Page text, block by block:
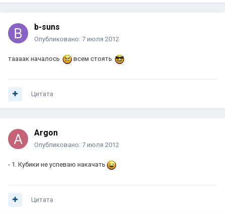
b-suns
Опубликовано: 7 июля 2012
таааак началось всем стоять
Цитата
Argon
Опубликовано: 7 июля 2012
- 1. Кубики не успеваю накачать
Цитата